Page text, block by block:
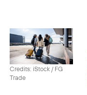
Credits: iStock / FG
Trade